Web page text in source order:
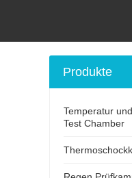
Produkte
Temperatur
Test Chamber